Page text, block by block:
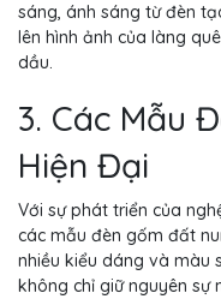
sáng, ánh sáng từ đèn
lên hình ảnh của làng
dầu.
3. Các Mẫu
Hiện Đại
Với sự phát triển của
các mẫu đèn gốm đất
nhiều kiểu dáng và màu
không chỉ giữ nguyên sự